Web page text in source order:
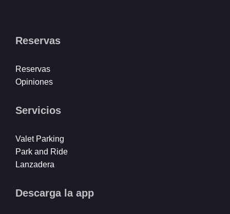
Reservas
Reservas
Opiniones
Servicios
Valet Parking
Park and Ride
Lanzadera
Descarga la app